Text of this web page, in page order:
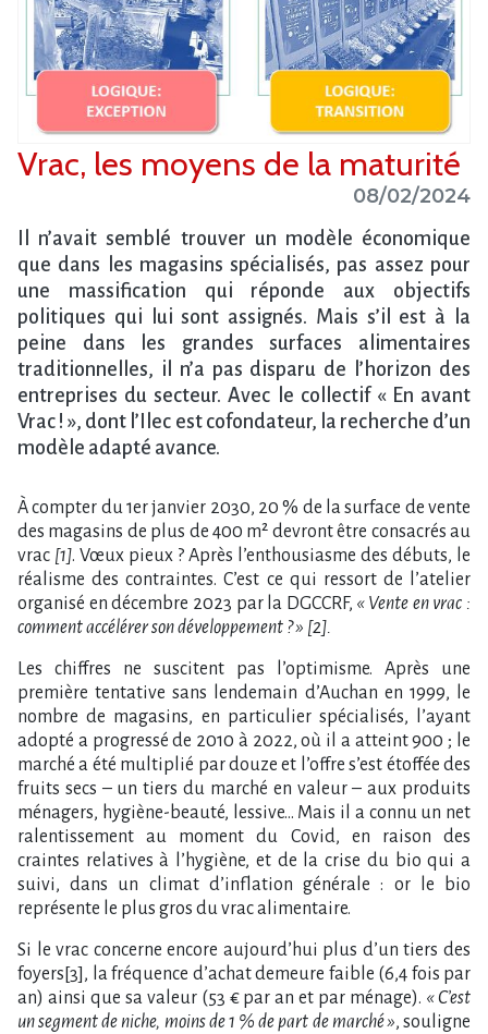
Vrac, les moyens de la maturité
08/02/2024
Il n’avait semblé trouver un modèle économique
que dans les magasins spécialisés, pas assez pour
une massification qui réponde aux objectifs
politiques qui lui sont assignés. Mais s’il est à la
peine dans les grandes surfaces alimentaires
traditionnelles, il n’a pas disparu de l’horizon des
entreprises du secteur. Avec le collectif « En avant
Vrac ! », dont l’Ilec est cofondateur, la recherche d’un
modèle adapté avance.
À compter du 1er janvier 2030, 20 % de la surface de vente
des magasins de plus de 400 m² devront être consacrés au
vrac [1]. Vœux pieux ? Après l’enthousiasme des débuts, le
réalisme des contraintes. C’est ce qui ressort de l’atelier
organisé en décembre 2023 par la DGCCRF, « Vente en vrac :
comment accélérer son développement ? » [2].
Les chiffres ne suscitent pas l’optimisme. Après une
première tentative sans lendemain d’Auchan en 1999, le
nombre de magasins, en particulier spécialisés, l’ayant
adopté a progressé de 2010 à 2022, où il a atteint 900 ; le
marché a été multiplié par douze et l’offre s’est étoffée des
fruits secs – un tiers du marché en valeur – aux produits
ménagers, hygiène-beauté, lessive… Mais il a connu un net
ralentissement au moment du Covid, en raison des
craintes relatives à l’hygiène, et de la crise du bio qui a
suivi, dans un climat d’inflation générale : or le bio
représente le plus gros du vrac alimentaire.
Si le vrac concerne encore aujourd’hui plus d’un tiers des
foyers[3], la fréquence d’achat demeure faible (6,4 fois par
an) ainsi que sa valeur (53 € par an et par ménage). « C’est
un segment de niche, moins de 1 % de part de marché », souligne